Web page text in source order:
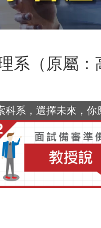
系（原屬
科系，選擇未來，你